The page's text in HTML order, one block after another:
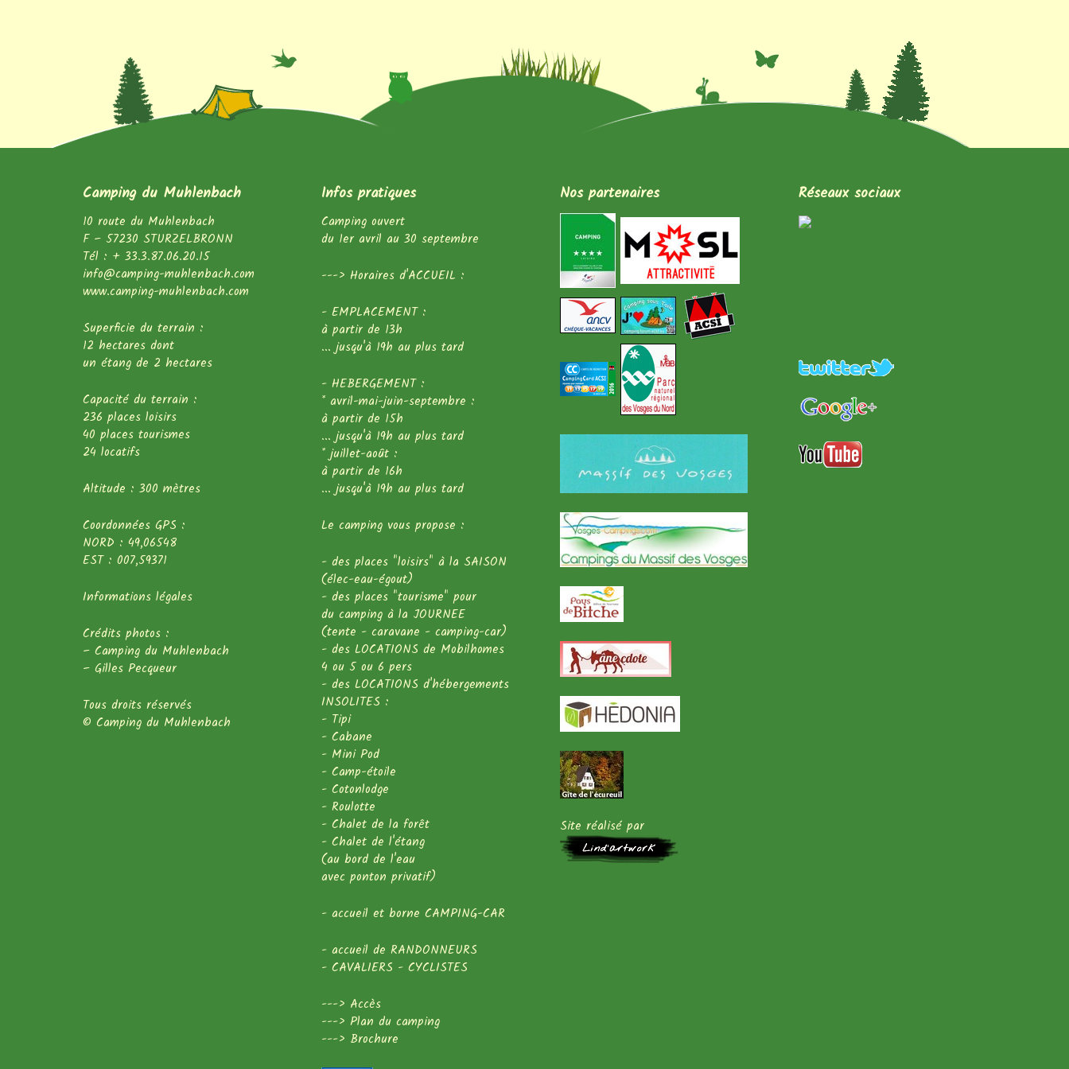
Camping du Muhlenbach
10 route du Muhlenbach
F – 57230 STURZELBRONN
Tél : + 33.3.87.06.20.15
info@camping-muhlenbach.com
www.camping-muhlenbach.com
Superficie du terrain :
12 hectares dont
un étang de 2 hectares
Capacité du terrain :
236 places loisirs
40 places tourismes
24 locatifs
Altitude : 300 mètres
Coordonnées GPS :
NORD : 49,06548
EST : 007,59371
Informations légales
Crédits photos :
– Camping du Muhlenbach
– Gilles Pecqueur
Tous droits réservés
© Camping du Muhlenbach
Infos pratiques
Camping ouvert
du 1er avril au 30 septembre
---> Horaires d'ACCUEIL :
- EMPLACEMENT :
à partir de 13h
... jusqu'à 19h au plus tard
- HEBERGEMENT :
* avril-mai-juin-septembre :
à partir de 15h
... jusqu'à 19h au plus tard
* juillet-août :
à partir de 16h
... jusqu'à 19h au plus tard
Le camping vous propose :
- des places "loisirs" à la SAISON
(élec-eau-égout)
- des places "tourisme" pour
du camping à la JOURNEE
(tente - caravane - camping-car)
- des LOCATIONS de Mobilhomes
4 ou 5 ou 6 pers
- des LOCATIONS d'hébergements
INSOLITES :
- Tipi
- Cabane
- Mini Pod
- Camp-étoile
- Cotonlodge
- Roulotte
- Chalet de la forêt
- Chalet de l'étang
(au bord de l'eau
avec ponton privatif)
- accueil et borne CAMPING-CAR
- accueil de RANDONNEURS
- CAVALIERS - CYCLISTES
---> Accès
---> Plan du camping
---> Brochure
Nos partenaires
Site réalisé par
Réseaux sociaux